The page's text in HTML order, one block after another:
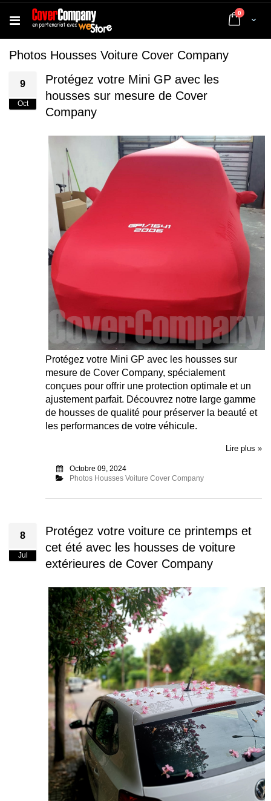
Cart
0 articles
Photos Housses Voiture Cover Company
9
Oct
Protégez votre Mini GP avec les
housses sur mesure de Cover
Company
Protégez votre Mini GP avec les housses sur
mesure de Cover Company, spécialement
conçues pour offrir une protection optimale et un
ajustement parfait. Découvrez notre large gamme
de housses de qualité pour préserver la beauté et
les performances de votre véhicule.
Lire plus »
Octobre 09, 2024
Photos Housses Voiture Cover Company
8
Jul
Protégez votre voiture ce printemps et
cet été avec les housses de voiture
extérieures de Cover Company